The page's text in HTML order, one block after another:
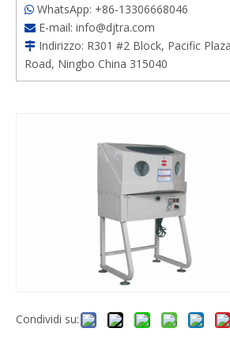
 WhatsApp: +86-13306668046
 E-mail: info@djtra.com
 Indirizzo: R301 #2 Block, Pacific
Road, Ningbo China 315040
Condividi su: